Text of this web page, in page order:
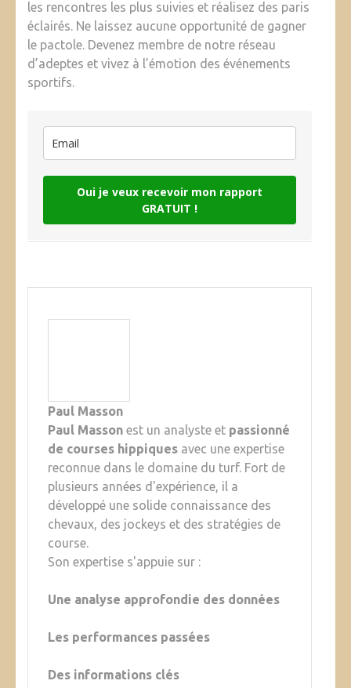
les rencontres les plus suivies et réalisez des paris
éclairés. Ne laissez aucune opportunité de gagner
le pactole. Devenez membre de notre réseau
d’adeptes et vivez à l’émotion des événements
sportifs.
Oui je veux recevoir mon rapport
GRATUIT !
Paul Masson
Paul Masson est un analyste et passionné
de courses hippiques avec une expertise
reconnue dans le domaine du turf. Fort de
plusieurs années d'expérience, il a
développé une solide connaissance des
chevaux, des jockeys et des stratégies de
course.
Son expertise s'appuie sur :
Une analyse approfondie des données
Les performances passées
Des informations clés